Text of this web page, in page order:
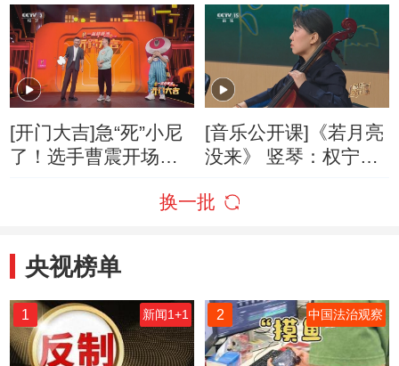
[开门大吉]急“死”小尼
了！选手曹震开场就
[音乐公开课]《若月亮
没来》 竖琴：权宁玫
琴：赵芦
换一批
央视榜单
1 新闻1+1 2 中国法治观察